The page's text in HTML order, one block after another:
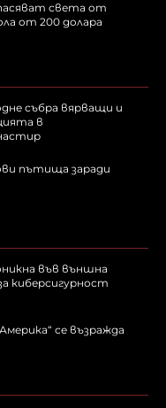
света от
от 200 долара
събра вярващи и
в
пътища заради
във външна
киберсигурност
се възражда